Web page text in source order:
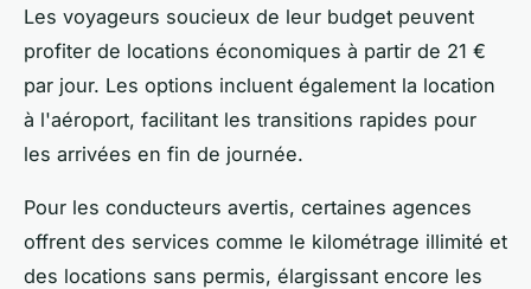
Les voyageurs soucieux de leur budget peuvent
profiter de locations économiques à partir de 21 €
par jour. Les options incluent également la location
à l'aéroport, facilitant les transitions rapides pour
les arrivées en fin de journée.
Pour les conducteurs avertis, certaines agences
offrent des services comme le kilométrage illimité et
des locations sans permis, élargissant encore les